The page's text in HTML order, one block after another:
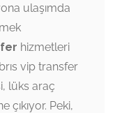
ulaşımda
hizmetleri
vip transfer
lüks araç
Peki,